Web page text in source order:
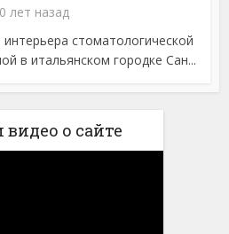
лет назад
стоматологической
в итальянском городке Сан...
о сайте